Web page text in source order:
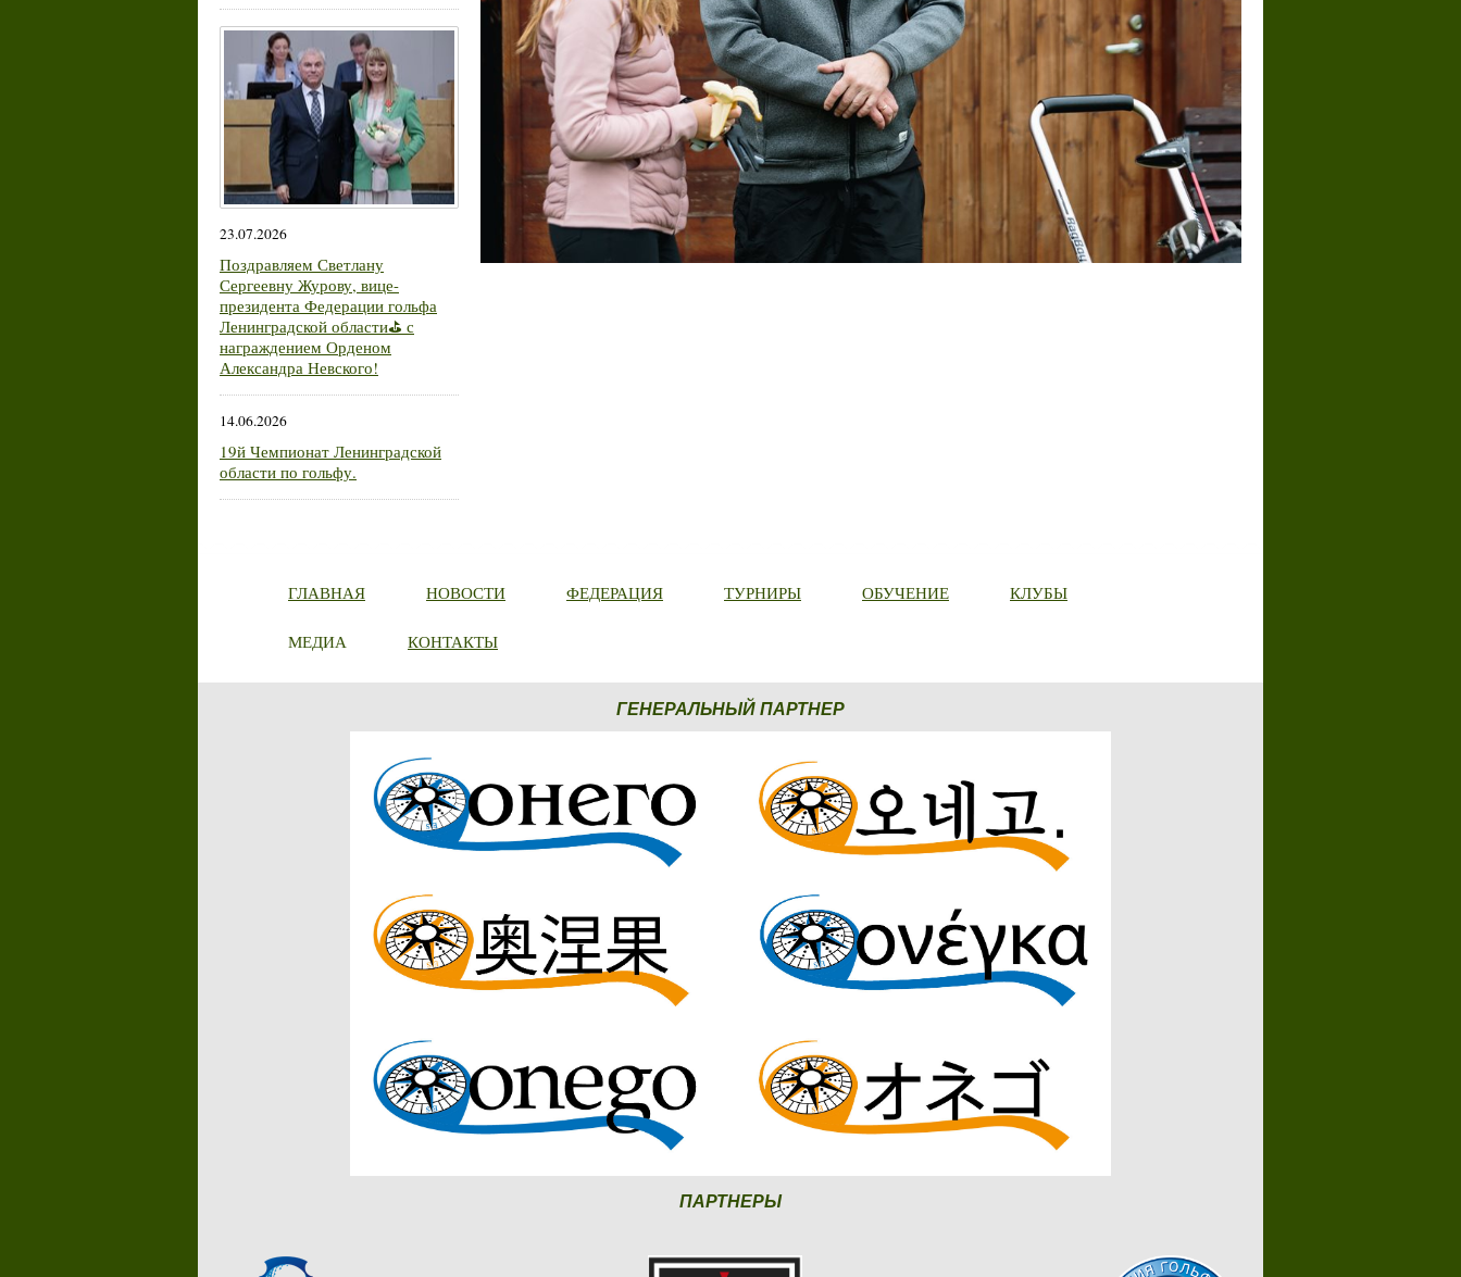
23.07.2026
Поздравляем Светлану
Сергеевну Журову, вице-
президента Федерации гольфа
Ленинградской области⛳ с
награждением Орденом
Александра Невского!
14.06.2026
19й Чемпионат Ленинградской
области по гольфу.
ГЛАВНАЯ НОВОСТИ ФЕДЕРАЦИЯ ТУРНИРЫ ОБУЧЕНИЕ КЛУБЫ
МЕДИА КОНТАКТЫ
ГЕНЕРАЛЬНЫЙ ПАРТНЕР
ПАРТНЕРЫ